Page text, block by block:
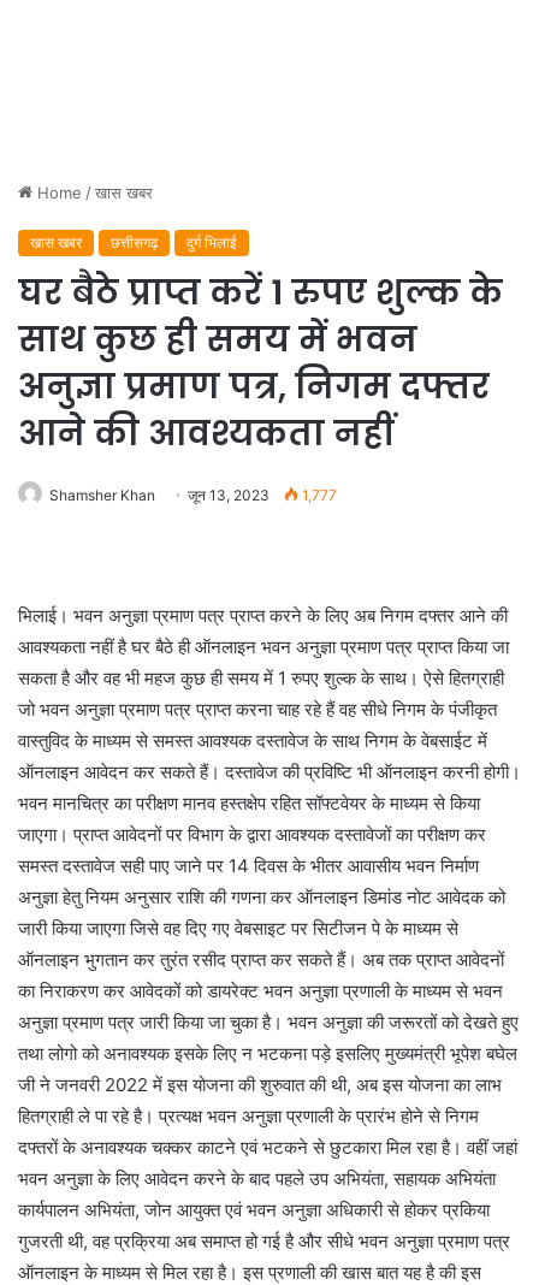
Home /खास खबर
खास खबर छत्तीसगढ़ दुर्ग भिलाई
घर बैठे प्राप्त करें 1 रुपए शुल्क के
साथ कुछ ही समय में भवन
अनुज्ञा प्रमाण पत्र, निगम दफ्तर
आने की आवश्यकता नहीं
Shamsher Khan जून 13, 2023 1,777
भिलाई। भवन अनुज्ञा प्रमाण पत्र प्राप्त करने के लिए अब निगम दफ्तर आने की
आवश्यकता नहीं है घर बैठे ही ऑनलाइन भवन अनुज्ञा प्रमाण पत्र प्राप्त किया जा
सकता है और वह भी महज कुछ ही समय में 1 रुपए शुल्क के साथ। ऐसे हितग्राही
जो भवन अनुज्ञा प्रमाण पत्र प्राप्त करना चाह रहे हैं वह सीधे निगम के पंजीकृत
वास्तुविद के माध्यम से समस्त आवश्यक दस्तावेज के साथ निगम के वेबसाईट में
ऑनलाइन आवेदन कर सकते हैं। दस्तावेज की प्रविष्टि भी ऑनलाइन करनी होगी।
भवन मानचित्र का परीक्षण मानव हस्तक्षेप रहित सॉफ्टवेयर के माध्यम से किया
जाएगा। प्राप्त आवेदनों पर विभाग के द्वारा आवश्यक दस्तावेजों का परीक्षण कर
समस्त दस्तावेज सही पाए जाने पर 14 दिवस के भीतर आवासीय भवन निर्माण
अनुज्ञा हेतु नियम अनुसार राशि की गणना कर ऑनलाइन डिमांड नोट आवेदक को
जारी किया जाएगा जिसे वह दिए गए वेबसाइट पर सिटीजन पे के माध्यम से
ऑनलाइन भुगतान कर तुरंत रसीद प्राप्त कर सकते हैं। अब तक प्राप्त आवेदनों
का निराकरण कर आवेदकों को डायरेक्ट भवन अनुज्ञा प्रणाली के माध्यम से भवन
अनुज्ञा प्रमाण पत्र जारी किया जा चुका है। भवन अनुज्ञा की जरूरतों को देखते हुए
तथा लोगो को अनावश्यक इसके लिए न भटकना पड़े इसलिए मुख्यमंत्री भूपेश बघेल
जी ने जनवरी 2022 में इस योजना की शुरुवात की थी, अब इस योजना का लाभ
हितग्राही ले पा रहे है। प्रत्यक्ष भवन अनुज्ञा प्रणाली के प्रारंभ होने से निगम
दफ्तरों के अनावश्यक चक्कर काटने एवं भटकने से छुटकारा मिल रहा है। वहीं जहां
भवन अनुज्ञा के लिए आवेदन करने के बाद पहले उप अभियंता, सहायक अभियंता
कार्यपालन अभियंता, जोन आयुक्त एवं भवन अनुज्ञा अधिकारी से होकर प्रकिया
गुजरती थी, वह प्रक्रिया अब समाप्त हो गई है और सीधे भवन अनुज्ञा प्रमाण पत्र
ऑनलाइन के माध्यम से मिल रहा है। इस प्रणाली की खास बात यह है की इस